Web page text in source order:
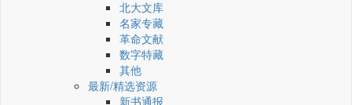
北大文库
名家专藏
革命文献
数字特藏
其他
最新/精选资源
新书通报